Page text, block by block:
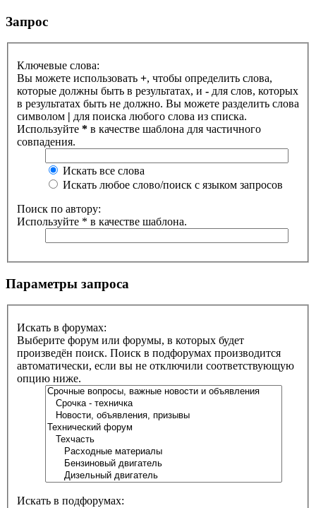
Запрос
Ключевые слова:
Вы можете использовать +, чтобы определить слова,
которые должны быть в результатах, и - для слов, которых
в результатах быть не должно. Вы можете разделить слова
символом | для поиска любого слова из списка.
Используйте * в качестве шаблона для частичного
совпадения.
Искать все слова
Искать любое слово/поиск с языком запросов
Поиск по автору:
Используйте * в качестве шаблона.
Параметры запроса
Искать в форумах:
Выберите форум или форумы, в которых будет
произведён поиск. Поиск в подфорумах производится
автоматически, если вы не отключили соответствующую
опцию ниже.
Искать в подфорумах: